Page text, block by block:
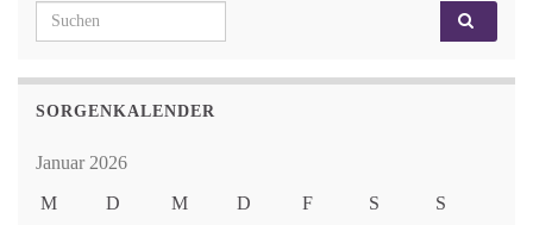
Search for:
SORGENKALENDER
Januar 2026
M
D M D F S
S